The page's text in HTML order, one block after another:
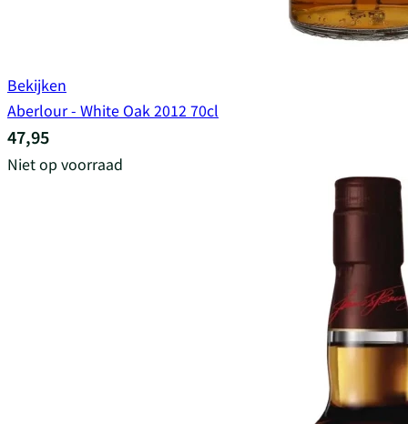
Bekijken
Aberlour - White Oak 2012 70cl
47,95
Niet op voorraad